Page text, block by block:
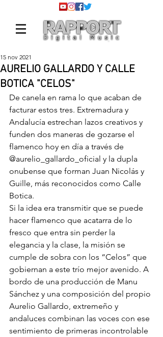
AURELIO GALLARDO Y CALLE
BOTICA "CELOS"
15 nov 2021
De canela en rama lo que acaban de
facturar estos tres. Extremadura y
Andalucía estrechan lazos creativos y
funden dos maneras de gozarse el
flamenco hoy en día a través de
@aurelio_gallardo_oficial y la dupla
onubense que forman Juan Nicolás y
Guille, más reconocidos como Calle
Botica.
Si la idea era transmitir que se puede
hacer flamenco que acatarra de lo
fresco que entra sin perder la
elegancia y la clase, la misión se
cumple de sobra con los “Celos” que
gobiernan a este trío mejor avenido. A
bordo de una producción de Manu
Sánchez y una composición del propio
Aurelio Gallardo, extremeño y
andaluces combinan las voces con ese
sentimiento de primeras incontrolable